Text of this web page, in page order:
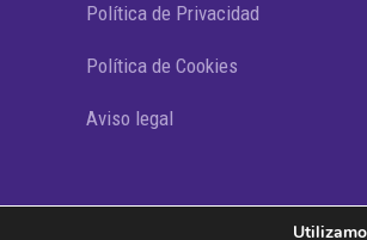
Política de Privacidad
Política de Cookies
Aviso legal